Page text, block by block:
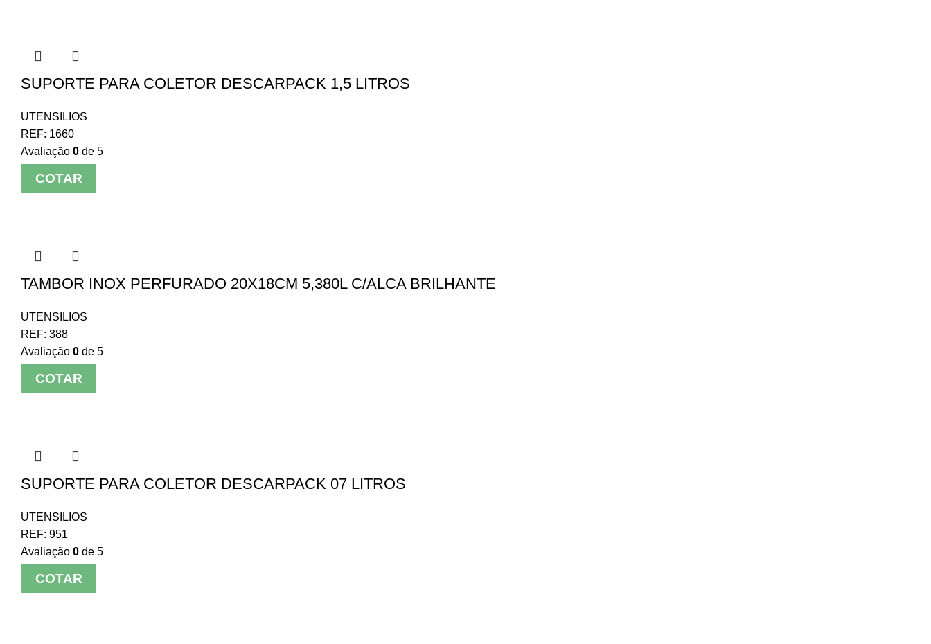
SUPORTE PARA COLETOR DESCARPACK 1,5 LITROS
UTENSILIOS
REF: 1660
Avaliação 0 de 5
COTAR
TAMBOR INOX PERFURADO 20X18CM 5,380L C/ALCA BRILHANTE
UTENSILIOS
REF: 388
Avaliação 0 de 5
COTAR
SUPORTE PARA COLETOR DESCARPACK 07 LITROS
UTENSILIOS
REF: 951
Avaliação 0 de 5
COTAR